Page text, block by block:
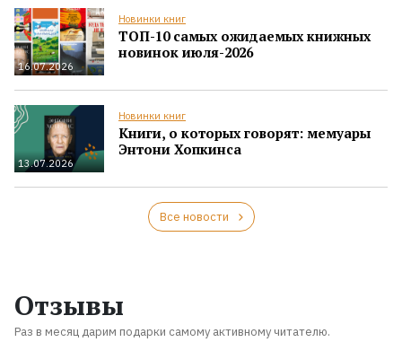
16.07.2026
Новинки книг
ТОП-10 самых ожидаемых книжных
новинок июля-2026
13.07.2026
Новинки книг
Книги, о которых говорят: мемуары
Энтони Хопкинса
Все новости
Отзывы
Раз в месяц дарим подарки самому активному читателю.